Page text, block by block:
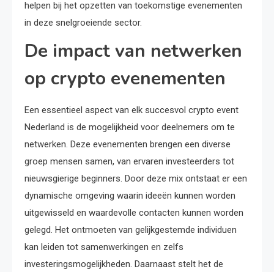
helpen bij het opzetten van toekomstige evenementen
in deze snelgroeiende sector.
De impact van netwerken
op crypto evenementen
Een essentieel aspect van elk succesvol crypto event
Nederland is de mogelijkheid voor deelnemers om te
netwerken. Deze evenementen brengen een diverse
groep mensen samen, van ervaren investeerders tot
nieuwsgierige beginners. Door deze mix ontstaat er een
dynamische omgeving waarin ideeën kunnen worden
uitgewisseld en waardevolle contacten kunnen worden
gelegd. Het ontmoeten van gelijkgestemde individuen
kan leiden tot samenwerkingen en zelfs
investeringsmogelijkheden. Daarnaast stelt het de